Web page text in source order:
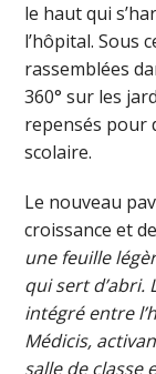
le haut qui
l’hôpital. Sous
rassemblées
360° sur les
repensés pour
scolaire.
Le nouveau
croissance et
une feuille
qui sert d’abri.
intégré entre
Médicis,
salle de classe